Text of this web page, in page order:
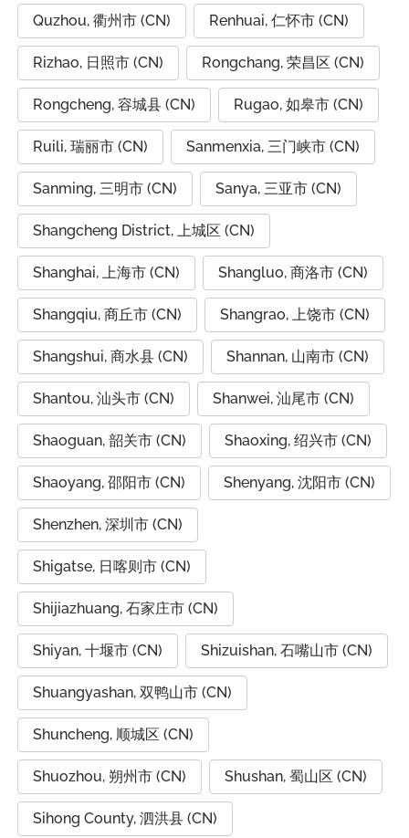
Quzhou, 衢州市 (CN) Renhuai, 仁怀市 (CN)
Rizhao, 日照市 (CN) Rongchang, 荣昌区 (CN)
Rongcheng, 容城县 (CN) Rugao, 如皋市 (CN)
Ruili, 瑞丽市 (CN) Sanmenxia, 三门峡市 (CN)
Sanming, 三明市 (CN) Sanya, 三亚市 (CN)
Shangcheng District, 上城区 (CN)
Shanghai, 上海市 (CN) Shangluo, 商洛市 (CN)
Shangqiu, 商丘市 (CN) Shangrao, 上饶市 (CN)
Shangshui, 商水县 (CN) Shannan, 山南市 (CN)
Shantou, 汕头市 (CN) Shanwei, 汕尾市 (CN)
Shaoguan, 韶关市 (CN) Shaoxing, 绍兴市 (CN)
Shaoyang, 邵阳市 (CN) Shenyang, 沈阳市 (CN)
Shenzhen, 深圳市 (CN)
Shigatse, 日喀则市 (CN)
Shijiazhuang, 石家庄市 (CN)
Shiyan, 十堰市 (CN) Shizuishan, 石嘴山市 (CN)
Shuangyashan, 双鸭山市 (CN)
Shuncheng, 顺城区 (CN)
Shuozhou, 朔州市 (CN) Shushan, 蜀山区 (CN)
Sihong County, 泗洪县 (CN)